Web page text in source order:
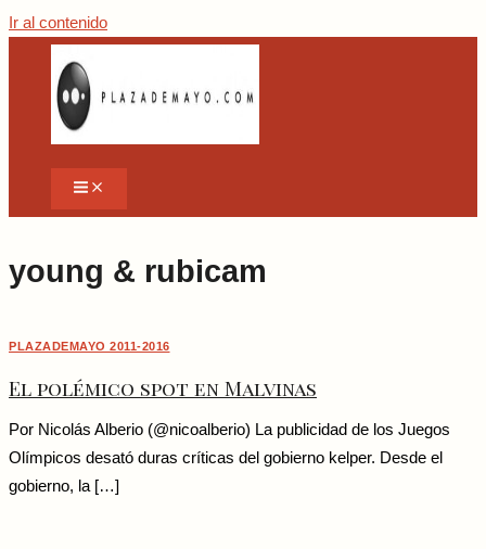
Ir al contenido
young & rubicam
PLAZADEMAYO 2011-2016
El polémico spot en Malvinas
Por Nicolás Alberio (@nicoalberio) La publicidad de los Juegos
Olímpicos desató duras críticas del gobierno kelper. Desde el
gobierno, la […]